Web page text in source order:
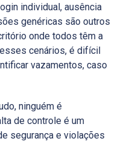
individual, ausência
genéricas são outros
onde todos têm a
cenários, é difícil
vazamentos, caso
ninguém é
de controle é um
segurança e violações